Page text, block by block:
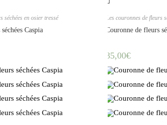
séchées en osier tressé
Caspia
Les couronnes de fleurs
Couronne de fleurs
35,00€